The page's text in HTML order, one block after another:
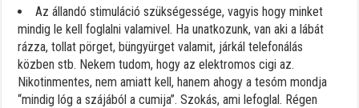
Az állandó stimuláció szükségessége, vagyis hogy minket
mindig le kell foglalni valamivel. Ha unatkozunk, van aki a lábát
rázza, tollat pörget, büngyürget valamit, járkál telefonálás
közben stb. Nekem tudom, hogy az elektromos cigi az.
Nikotinmentes, nem amiatt kell, hanem ahogy a tesóm mondja
“mindig lóg a szájából a cumija”. Szokás, ami lefoglal. Régen